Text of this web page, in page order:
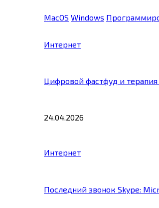
MacOS Windows
Интернет
Цифровой фастфуд и
24.04.2026
Интернет
Последний звонок Skype: